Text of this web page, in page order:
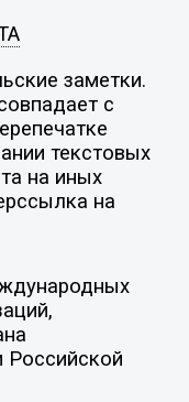
заметки.
с
текстовых
на иных
на
Российской